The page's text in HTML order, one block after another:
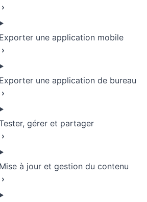
Exporter une application mobile
Exporter une application de bureau
gérer et partager
Mise à jour et gestion du contenu